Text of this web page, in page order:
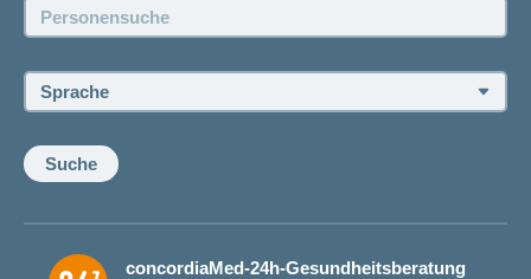
Offene Stellen
Personensuche:
Sprache:
Suche
concordiaMed-24h-Gesundheitsberatung